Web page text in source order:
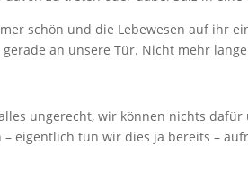
schön und die Lebewesen auf ihr
an unsere Tür. Nicht mehr
ungerecht, wir können nichts
eigentlich tun wir dies ja bereits –